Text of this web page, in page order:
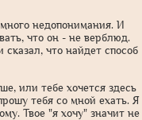
недопонимания. И
что он - не верблюд.
что найдет способ
или тебе хочется здесь
тебя со мной ехать. Я
Твое "я хочу" значит не